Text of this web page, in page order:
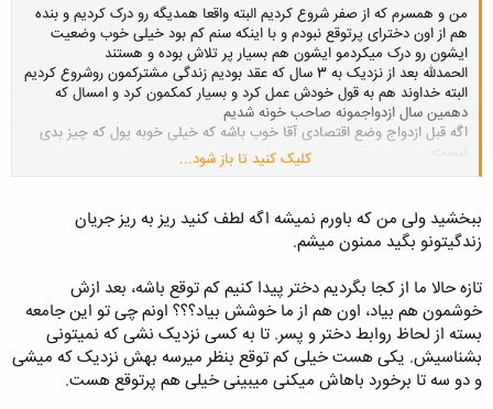
من و همسرم که از صفر شروع کردیم البته واقعا همدیگه رو درک کردیم و بنده
هم از اون دخترای پرتوقع نبودم و با اینکه سنم کم بود خیلی خوب وضعیت
ایشون رو درک میکردمو ایشون هم بسیار پر تلاش بوده و هستند
الحمدلله بعد از نزدیک به 3 سال که عقد بودیم زندگی مشترکمون روشروع کردیم
البته خداوند هم به قول خودش عمل کرد و بسیار کمکمون کرد و امسال که
دهمین سال ازدواجمونه صاحب خونه شدیم
اگه قبل ازدواج وضع اقتصادی آقا خوب باشه که خیلی خوبه پول که چیز بدی
نیست
اما اگه این مورد هم نباشه یک آقای جوان با همت و تلاش میتونه زندگی
کلیک کنید تا باز شود...
ببخشید ولی من که باورم نمیشه اگه لطف کنید ریز به ریز جریان
زندگیتونو بگید ممنون میشم.
تازه حالا ما از کجا بگردیم دختر پیدا کنیم کم توقع باشه، بعد ازش
خوشمون هم بیاد، اون هم از ما خوشش بیاد؟؟؟ اونم چی تو این جامعه
بسته از لحاظ روابط دختر و پسر. تا به کسی نزدیک نشی که نمیتونی
بشناسیش. یکی هست خیلی کم توقع بنظر میرسه بهش نزدیک که میشی
و دو سه تا برخورد باهاش میکنی میبینی خیلی هم پرتوقع هست.